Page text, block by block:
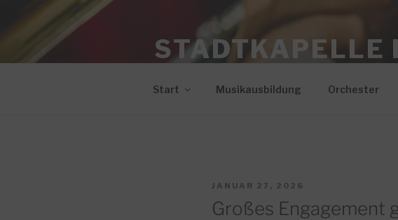
STADTKAPELLE
Start Musikausbildung Orchester
VERÖFFENTLICHT
AM
JANUAR 27, 2026
Großes Engagement